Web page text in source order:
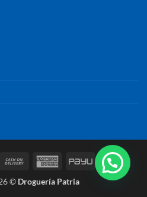
Cash
Delivery
AmericanPayU
© Droguería Patria